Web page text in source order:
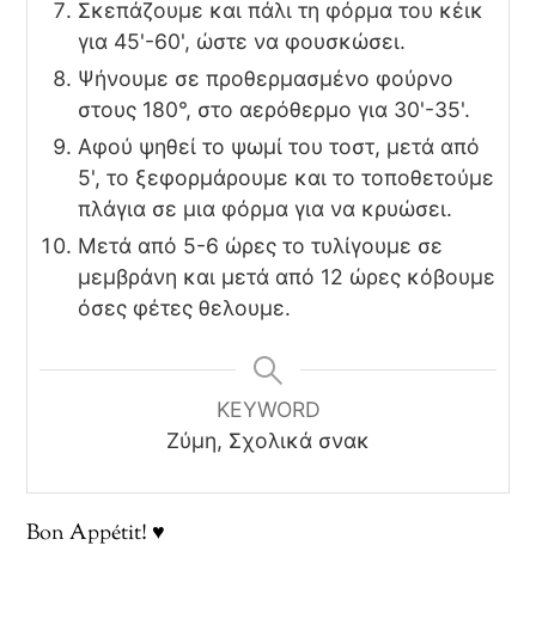
Σκεπάζουμε και πάλι τη φόρμα του κέικ
για 45'-60', ώστε να φουσκώσει.
Ψήνουμε σε προθερμασμένο φούρνο
στους 180°, στο αερόθερμο για 30'-35'.
Αφού ψηθεί το ψωμί του τοστ, μετά από
5', το ξεφορμάρουμε και το τοποθετούμε
πλάγια σε μια φόρμα για να κρυώσει.
Μετά από 5-6 ώρες το τυλίγουμε σε
μεμβράνη και μετά από 12 ώρες κόβουμε
όσες φέτες θελουμε.
KEYWORD
Ζύμη, Σχολικά σνακ
Bon Appétit! ♥️